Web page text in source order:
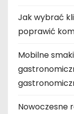
Jak wybrać
poprawić
Mobilne
Nowoczesne